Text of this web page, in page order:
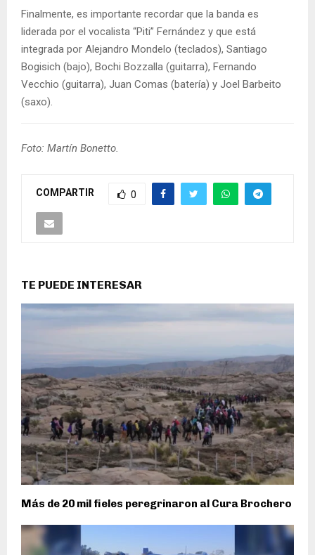
Finalmente, es importante recordar que la banda es
liderada por el vocalista “Piti” Fernández y que está
integrada por Alejandro Mondelo (teclados), Santiago
Bogisich (bajo), Bochi Bozzalla (guitarra), Fernando
Vecchio (guitarra), Juan Comas (batería) y Joel Barbeito
(saxo).
Foto: Martín Bonetto.
COMPARTIR 0
TE PUEDE INTERESAR
Más de 20 mil fieles peregrinaron al Cura Brochero